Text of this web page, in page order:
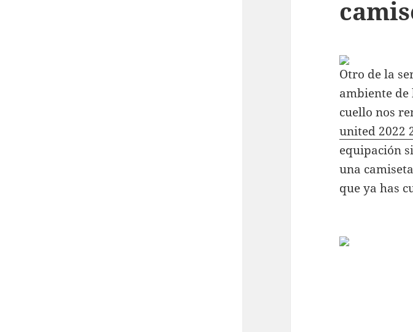
Otro de la
ambiente de
cuello nos
united 2022
equipación
una
que ya has